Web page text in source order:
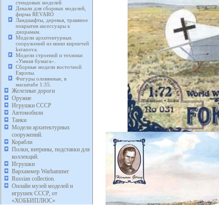
стендовых моделей
Декали для сборных моделей,
фирма REVARO
Ландшафты, деревья, травяное
покрытия аксессуары к
диорамам.
Модели архитектурных
сооружений из мини кирпичей
keranova.
Модели строений и техники
«Умная бумага».
Сборные модели восточной
Европы.
Фигуры оловянные, в
масштабе 1:35.
Железные дороги
Оружие
Игрушки СССР
Автомобили
Танки
Модели архитектурных
сооружений.
Корабли
Полки, витрины, подставки для
коллекций.
Игрушки
Вархаммер Warhammer
Russian collection.
Онлайн музей моделей и
игрушек СССР, от
«ХОББИПЛЮС»